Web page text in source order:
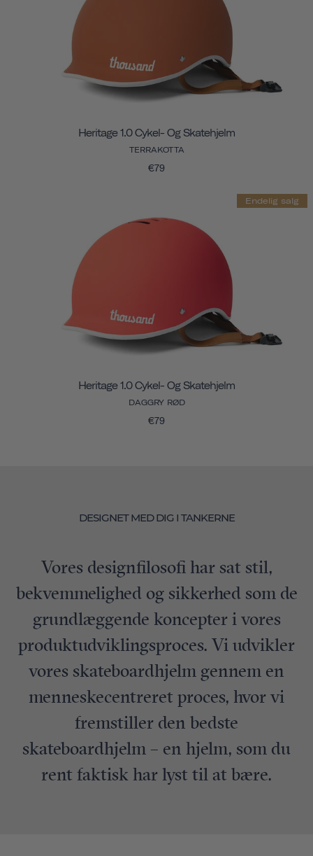
Heritage 1.0 Cykel- Og Skatehjelm
TERRAKOTTA
€79
Endelig salg
Heritage 1.0 Cykel- Og Skatehjelm
DAGGRY RØD
€79
DESIGNET MED DIG I TANKERNE
Vores designfilosofi har sat stil,
bekvemmelighed og sikkerhed som de
grundlæggende koncepter i vores
produktudviklingsproces. Vi udvikler
vores skateboardhjelm gennem en
menneskecentreret proces, hvor vi
fremstiller den bedste
skateboardhjelm – en hjelm, som du
rent faktisk har lyst til at bære.